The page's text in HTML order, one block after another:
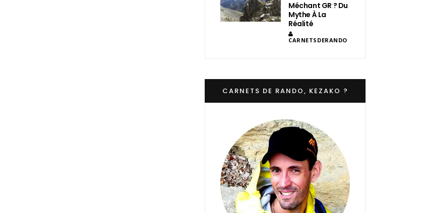
Méchant GR ? Du
Mythe À La
Réalité
CARNETSDERANDO
CARNETS DE RANDO, KEZAKO ?